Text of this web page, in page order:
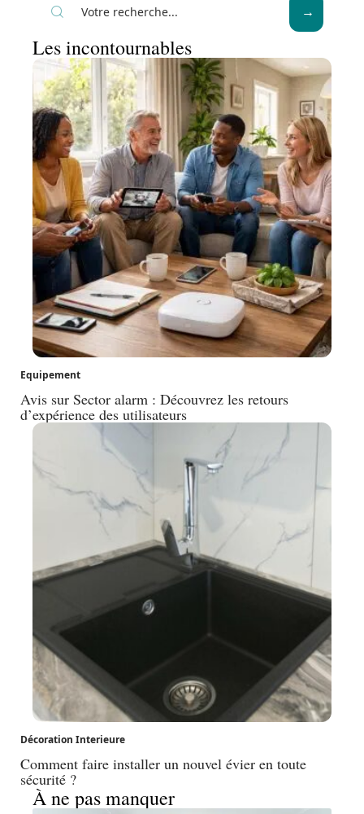
Les incontournables
Equipement
Avis sur Sector alarm : Découvrez les retours
d’expérience des utilisateurs
Décoration Interieure
Comment faire installer un nouvel évier en toute
sécurité ?
À ne pas manquer